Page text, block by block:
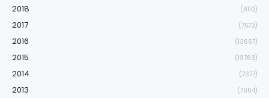
2018 (6110)
2017 (7573)
2016 (13667)
2015 (13763)
2014 (7377)
2013 (7064)